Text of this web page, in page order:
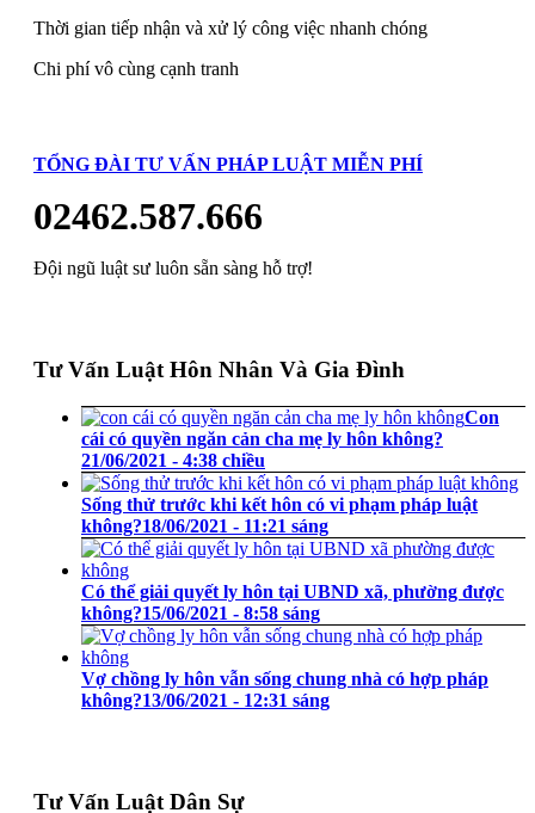
Thời gian tiếp nhận và xử lý công việc nhanh chóng
Chi phí vô cùng cạnh tranh
TỔNG ĐÀI TƯ VẤN PHÁP LUẬT MIỄN PHÍ
02462.587.666
Đội ngũ luật sư luôn sẵn sàng hỗ trợ!
Tư Vấn Luật Hôn Nhân Và Gia Đình
Con
cái có quyền ngăn cản cha mẹ ly hôn không?
21/06/2021 - 4:38 chiều
Sống thử trước khi kết hôn có vi phạm pháp luật
không?18/06/2021 - 11:21 sáng
Có thể giải quyết ly hôn tại UBND xã, phường được
không?15/06/2021 - 8:58 sáng
Vợ chồng ly hôn vẫn sống chung nhà có hợp pháp
không?13/06/2021 - 12:31 sáng
Tư Vấn Luật Dân Sự